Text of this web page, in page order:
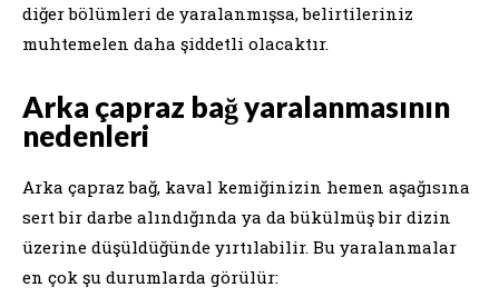
diğer bölümleri de yaralanmışsa, belirtileriniz
muhtemelen daha şiddetli olacaktır.
Arka çapraz bağ yaralanmasının
nedenleri
Arka çapraz bağ, kaval kemiğinizin hemen aşağısına
sert bir darbe alındığında ya da bükülmüş bir dizin
üzerine düşüldüğünde yırtılabilir. Bu yaralanmalar
en çok şu durumlarda görülür: